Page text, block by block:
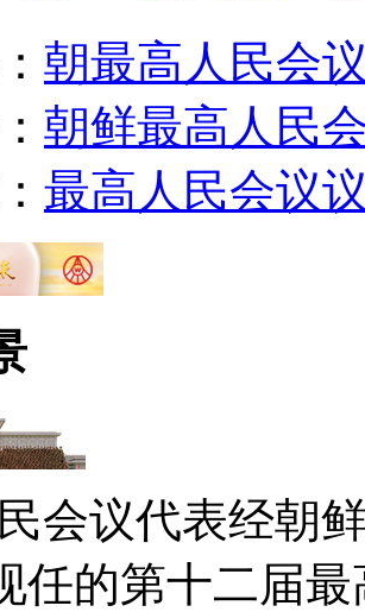
朝最高人民会
朝鲜最高人民
最高人民会议
会议代表经朝
任的第十二届